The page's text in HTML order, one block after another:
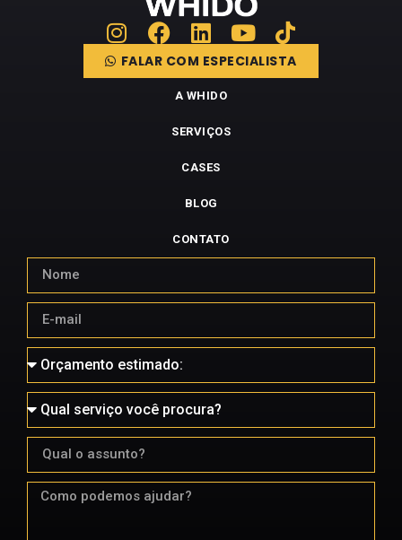
FALAR COM ESPECIALISTA
A WHIDO
SERVIÇOS
CASES
BLOG
CONTATO